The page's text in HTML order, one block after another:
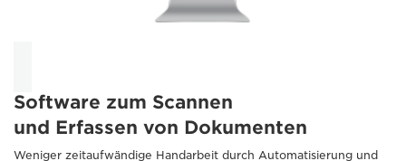
Software zum Scannen
und Erfassen von Dokumenten
Weniger zeitaufwändige Handarbeit durch Automatisierung und